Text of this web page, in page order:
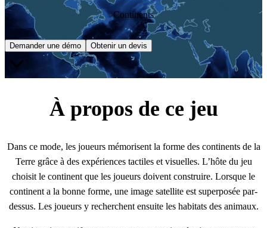
Continents
Demander une démo Obtenir un devis
À propos de ce jeu
Dans ce mode, les joueurs mémorisent la forme des continents de la
Terre grâce à des expériences tactiles et visuelles. L’hôte du jeu
choisit le continent que les joueurs doivent construire. Lorsque le
continent a la bonne forme, une image satellite est superposée par-
dessus. Les joueurs y recherchent ensuite les habitats des animaux.